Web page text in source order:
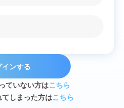
インする
ていない方はこちら
しまった方はこちら